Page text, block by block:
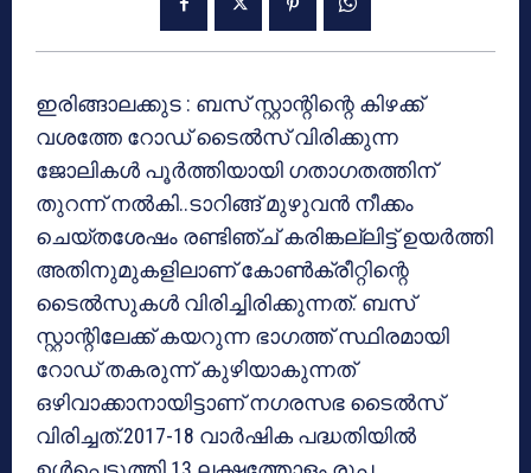
ഇരിങ്ങാലക്കുട : ബസ് സ്റ്റാന്റിന്റെ കിഴക്ക്
വശത്തേ റോഡ് ടൈല്‍സ് വിരിക്കുന്ന
ജോലികള്‍ പൂര്‍ത്തിയായി ഗതാഗതത്തിന്
തുറന്ന് നല്‍കി..ടാറിങ്ങ് മുഴുവന്‍ നീക്കം
ചെയ്തശേഷം രണ്ടിഞ്ച് കരിങ്കല്ലിട്ട് ഉയര്‍ത്തി
അതിനുമുകളിലാണ് കോണ്‍ക്രീറ്റിന്റെ
ടൈല്‍സുകള്‍ വിരിച്ചിരിക്കുന്നത്. ബസ്
സ്റ്റാന്റിലേക്ക് കയറുന്ന ഭാഗത്ത് സ്ഥിരമായി
റോഡ് തകരുന്ന് കുഴിയാകുന്നത്
ഒഴിവാക്കാനായിട്ടാണ് നഗരസഭ ടൈല്‍സ്
വിരിച്ചത്.2017-18 വാര്‍ഷിക പദ്ധതിയില്‍